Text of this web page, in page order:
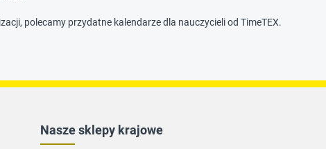
polecamy przydatne kalendarze dla nauczycieli od TimeTEX.
Nasze sklepy krajowe